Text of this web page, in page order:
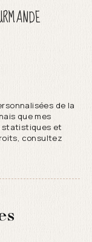
de la
que mes
statistiques et
consultez